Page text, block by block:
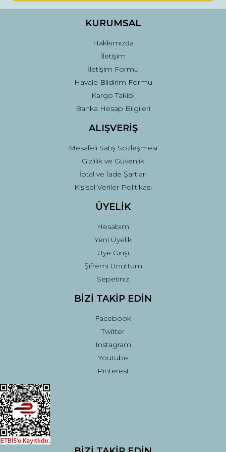
Ürün fiyatı diğer sitelerden daha pahalı.
Gönder
KURUMSAL
Hakkımızda
İletişim
İletişim Formu
Havale Bildirim Formu
Kargo Takibi
Banka Hesap Bilgileri
ALIŞVERİŞ
Mesafeli Satış Sözleşmesi
Gizlilik ve Güvenlik
İptal ve İade Şartları
Kişisel Veriler Politikası
ÜYELİK
Hesabım
Yeni Üyelik
Üye Girişi
Şifremi Unuttum
Sepetiniz
BİZİ TAKİP EDİN
Facebook
Twitter
Instagram
Youtube
Pinterest